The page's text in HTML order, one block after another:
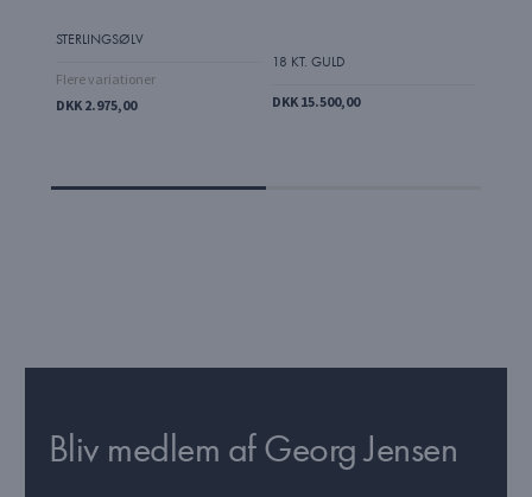
STERLINGSØLV
Flere variationer
DKK 2.975,00
18 KT. GULD
DKK 15.500,00
Bliv medlem af Georg Jensen